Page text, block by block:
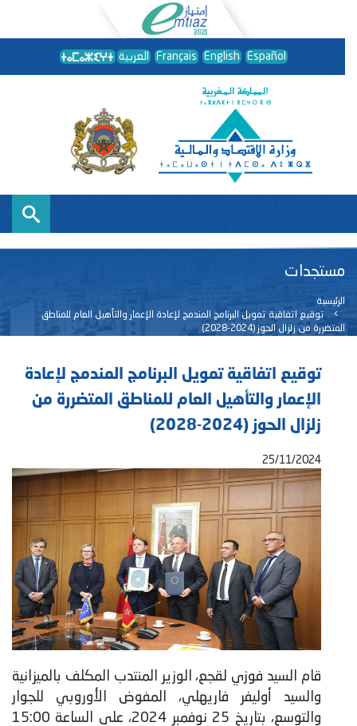
العربية Français English Español
مستجدات
الرئيسية
توقيع اتفاقية تمويل البرنامج المندمج لإعادة الإعمار والتأهيل العام للمناطق
المتضررة من زلزال الحوز (2024-2028)
توقيع اتفاقية تمويل البرنامج المندمج لإعادة
الإعمار والتأهيل العام للمناطق المتضررة من
زلزال الحوز (2024-2028)
25/11/2024
قام السيد فوزي لقجع، الوزير المنتدب المكلف بالميزانية
والسيد أوليفر فاريهلي، المفوض الأوروبي للجوار
والتوسع، بتاريخ 25 نوفمبر 2024، على الساعة 15:00